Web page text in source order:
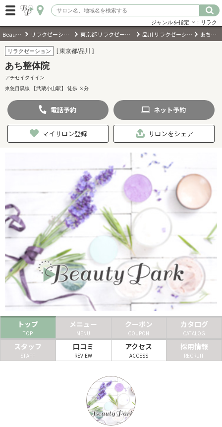
キーワード検索
ジャンルを選択
現在地から探す
ヘアサロン
ネイルサロン
まつげサロン
エステサロン
リラクゼーションサロン
美容クリニック
ジャンルを指定 ：リラク
BeautyPark リラクゼーションサロン 東京都 リラクゼーションサロン 品川 リラクゼーションサロン あち整体院
リラクゼーション [ 東京都/品川 ]
あち整体院
アチセイタイイン
東急目黒線 【武蔵小山駅】 徒歩 ３分
電話予約 ネット予約
マイサロン登録 サロンをシェア
トップ
TOP
メニュー
MENU
クーポン
COUPON
カタログ
CATALOG
スタッフ
STAFF
口コミ
REVIEW
アクセス
ACCESS
採用情報
RECRUIT